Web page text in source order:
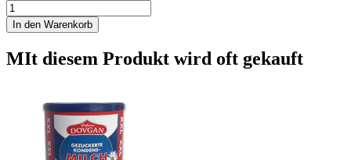
In den Warenkorb
MIt diesem Produkt wird oft gekauft